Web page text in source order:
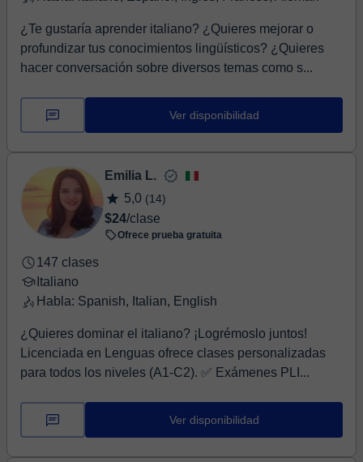
¿Te gustaría aprender italiano? ¿Quieres mejorar o
profundizar tus conocimientos lingüísticos? ¿Quieres
hacer conversación sobre diversos temas como s...
Ver disponibilidad
Emilia L.
5,0 (14)
$24/clase
Ofrece prueba gratuita
147 clases
Italiano
Habla: Spanish, Italian, English
​¿Quieres dominar el italiano? ¡Logrémoslo juntos! ​
Licenciada en Lenguas ofrece clases personalizadas
para todos los niveles (A1-C2). ​✅ Exámenes PLI...
Ver disponibilidad